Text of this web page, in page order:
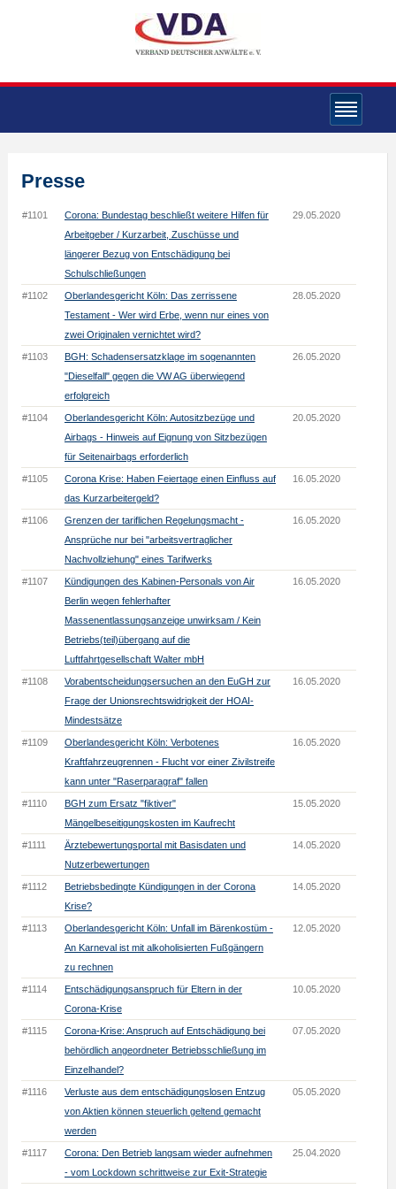
Presse
#1101
Corona: Bundestag beschließt weitere Hilfen für
Arbeitgeber / Kurzarbeit, Zuschüsse und
längerer Bezug von Entschädigung bei
Schulschließungen
29.05.2020
#1102
Oberlandesgericht Köln: Das zerrissene
Testament - Wer wird Erbe, wenn nur eines von
zwei Originalen vernichtet wird?
28.05.2020
#1103
BGH: Schadensersatzklage im sogenannten
"Dieselfall" gegen die VW AG überwiegend
erfolgreich
26.05.2020
#1104
Oberlandesgericht Köln: Autositzbezüge und
Airbags - Hinweis auf Eignung von Sitzbezügen
für Seitenairbags erforderlich
20.05.2020
#1105
Corona Krise: Haben Feiertage einen Einfluss auf
das Kurzarbeitergeld?
16.05.2020
#1106
Grenzen der tariflichen Regelungsmacht -
Ansprüche nur bei "arbeitsvertraglicher
Nachvollziehung" eines Tarifwerks
16.05.2020
#1107
Kündigungen des Kabinen-Personals von Air
Berlin wegen fehlerhafter
Massenentlassungsanzeige unwirksam / Kein
Betriebs(teil)übergang auf die
Luftfahrtgesellschaft Walter mbH
16.05.2020
#1108
Vorabentscheidungsersuchen an den EuGH zur
Frage der Unionsrechtswidrigkeit der HOAI-
Mindestsätze
16.05.2020
#1109
Oberlandesgericht Köln: Verbotenes
Kraftfahrzeugrennen - Flucht vor einer Zivilstreife
kann unter "Raserparagraf" fallen
16.05.2020
#1110
BGH zum Ersatz "fiktiver"
Mängelbeseitigungskosten im Kaufrecht
15.05.2020
#1111
Ärztebewertungsportal mit Basisdaten und
Nutzerbewertungen
14.05.2020
#1112
Betriebsbedingte Kündigungen in der Corona
Krise?
14.05.2020
#1113
Oberlandesgericht Köln: Unfall im Bärenkostüm -
An Karneval ist mit alkoholisierten Fußgängern
zu rechnen
12.05.2020
#1114
Entschädigungsanspruch für Eltern in der
Corona-Krise
10.05.2020
#1115
Corona-Krise: Anspruch auf Entschädigung bei
behördlich angeordneter Betriebsschließung im
Einzelhandel?
07.05.2020
#1116
Verluste aus dem entschädigungslosen Entzug
von Aktien können steuerlich geltend gemacht
werden
05.05.2020
#1117
Corona: Den Betrieb langsam wieder aufnehmen
- vom Lockdown schrittweise zur Exit-Strategie
25.04.2020